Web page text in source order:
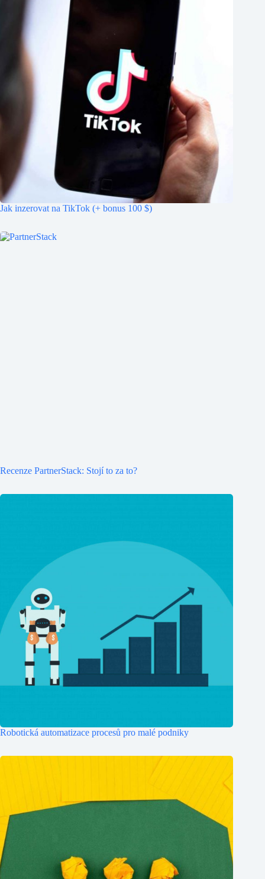
Jak inzerovat na TikTok (+ bonus 100 $)
Recenze PartnerStack: Stojí to za to?
Robotická automatizace procesů pro malé podniky